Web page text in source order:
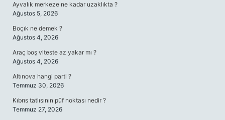
Ayvalık merkeze ne kadar uzaklıkta ?
Ağustos 5, 2026
Boçık ne demek ?
Ağustos 4, 2026
Araç boş viteste az yakar mı ?
Ağustos 4, 2026
Altınova hangi parti ?
Temmuz 30, 2026
Kıbrıs tatlısının püf noktası nedir ?
Temmuz 27, 2026